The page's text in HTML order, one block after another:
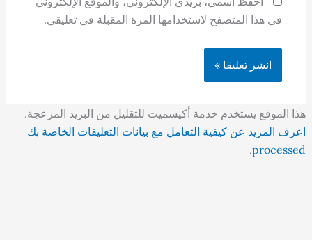
في هذا المتصفح لاستخدامها المرة المقبلة في تعليقي.
هذا الموقع يستخدم خدمة أكيسميت للتقليل من البريد المزعجة.
اعرف المزيد عن كيفية التعامل مع بيانات التعليقات الخاصة بك
processed
.